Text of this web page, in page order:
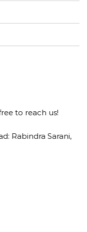
to reach us!
Rabindra Sarani,